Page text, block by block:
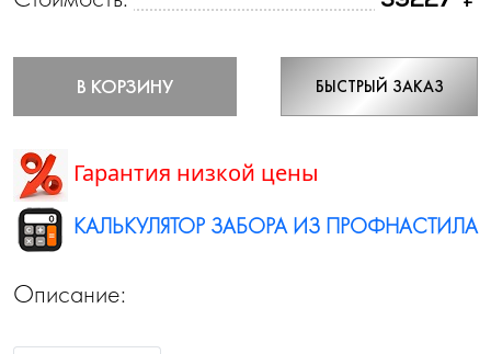
В КОРЗИНУ БЫСТРЫЙ ЗАКАЗ
Гарантия низкой цены
КАЛЬКУЛЯТОР ЗАБОРА ИЗ ПРОФНАСТИЛА
Описание: